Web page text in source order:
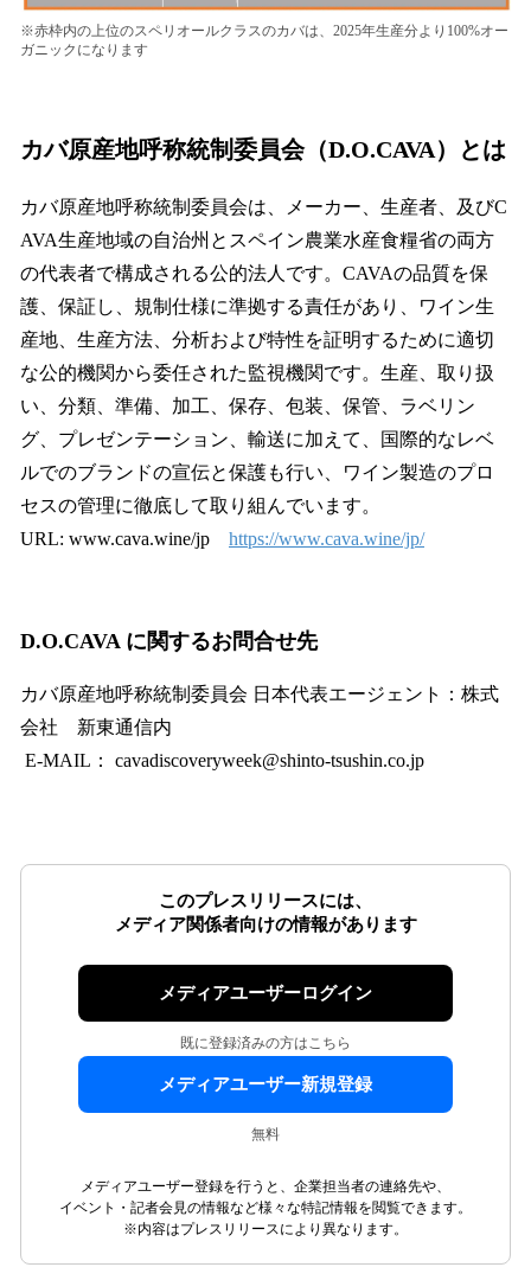
※赤枠内の上位のスペリオールクラスのカバは、2025年生産分より100%オー
ガニックになります
カバ原産地呼称統制委員会（D.O.CAVA）とは
カバ原産地呼称統制委員会は、メーカー、生産者、及びC
AVA生産地域の自治州とスペイン農業水産食糧省の両方
の代表者で構成される公的法人です。CAVAの品質を保
護、保証し、規制仕様に準拠する責任があり、ワイン生
産地、生産方法、分析および特性を証明するために適切
な公的機関から委任された監視機関です。生産、取り扱
い、分類、準備、加工、保存、包装、保管、ラベリン
グ、プレゼンテーション、輸送に加えて、国際的なレベ
ルでのブランドの宣伝と保護も行い、ワイン製造のプロ
セスの管理に徹底して取り組んでいます。
URL: www.cava.wine/jp https://www.cava.wine/jp/
D.O.CAVA に関するお問合せ先
カバ原産地呼称統制委員会 日本代表エージェント：株式
会社 新東通信内
E-MAIL： cavadiscoveryweek@shinto-tsushin.co.jp
このプレスリリースには、
メディア関係者向けの情報があります
メディアユーザーログイン
既に登録済みの方はこちら
メディアユーザー新規登録
無料
メディアユーザー登録を行うと、企業担当者の連絡先や、
イベント・記者会見の情報など様々な特記情報を閲覧できます。
※内容はプレスリリースにより異なります。